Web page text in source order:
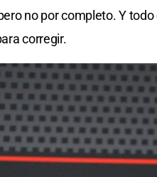
no por completo. Y
corregir.